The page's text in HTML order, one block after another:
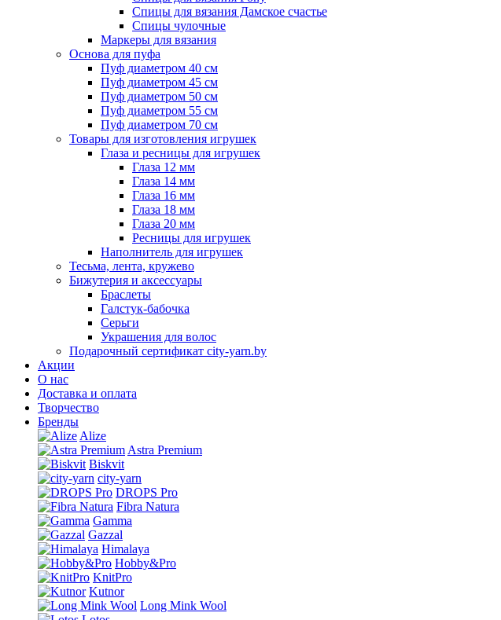
Спицы для вязания Дамское счастье
Спицы чулочные
Маркеры для вязания
Основа для пуфа
Пуф диаметром 40 см
Пуф диаметром 45 см
Пуф диаметром 50 см
Пуф диаметром 55 см
Пуф диаметром 70 см
Товары для изготовления игрушек
Глаза и ресницы для игрушек
Глаза 12 мм
Глаза 14 мм
Глаза 16 мм
Глаза 18 мм
Глаза 20 мм
Ресницы для игрушек
Наполнитель для игрушек
Тесьма, лента, кружево
Бижутерия и аксессуары
Браслеты
Галстук-бабочка
Серьги
Украшения для волос
Подарочный сертификат city-yarn.by
Акции
О нас
Доставка и оплата
Творчество
Бренды
Alize
Astra Premium
Biskvit
city-yarn
DROPS Pro
Fibra Natura
Gamma
Gazzal
Himalaya
Hobby&Pro
KnitPro
Kutnor
Long Mink Wool